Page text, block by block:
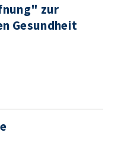
zur
Gesundheit